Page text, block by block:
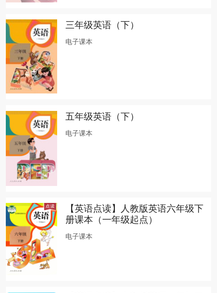
三年级英语（下）
电子课本
五年级英语（下）
电子课本
【英语点读】人教版英语六年级下
册课本（一年级起点）
电子课本